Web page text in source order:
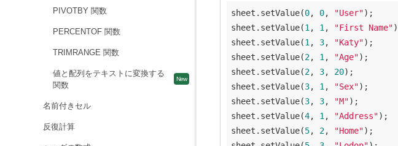
PIVOTBY 関数
PERCENTOF 関数
TRIMRANGE 関数
値と配列をテキストに変換する
関数
名前付きセル
反復計算
sheet.setValue(0, 0, "User");
sheet.setValue(1, 1, "First Name"
sheet.setValue(1, 3, "Katy");
sheet.setValue(2, 1, "Age");
sheet.setValue(2, 3, 20);
sheet.setValue(3, 1, "Sex");
sheet.setValue(3, 3, "M");
sheet.setValue(4, 1, "Address");
sheet.setValue(5, 2, "Home");